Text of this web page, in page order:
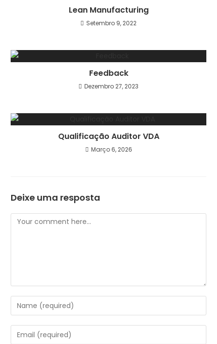
Lean Manufacturing
Setembro 9, 2022
Feedback
Dezembro 27, 2023
Qualificação Auditor VDA
Março 6, 2026
Deixe uma resposta